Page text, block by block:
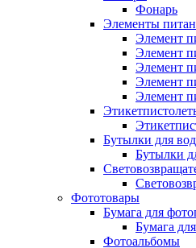
Фонарь
Элементы
Элемент
Элемент
Элемент
Элемент
Элемент
Бутылки для
Бутылки
Фототовары
Бумага для
Бумага
Фотоальбомы